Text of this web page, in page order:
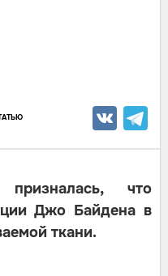
что
Джо Байдена в
ткани.